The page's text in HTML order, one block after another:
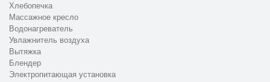
Хлебопечка
Массажное кресло
Водонагреватель
Увлажнитель воздуха
Вытяжка
Блендер
Электропитающая установка